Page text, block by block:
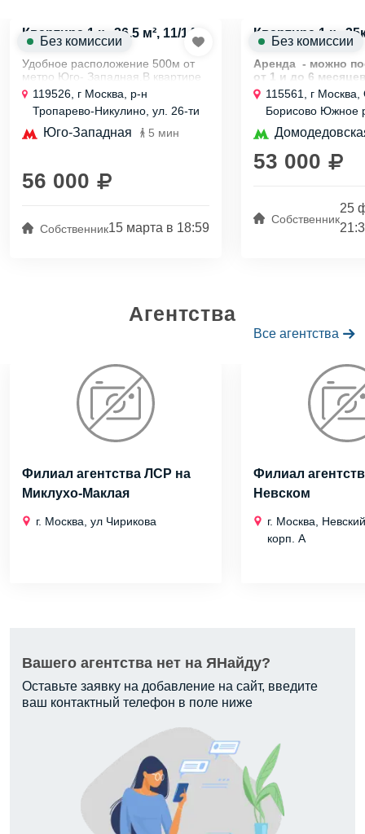
Квартира 1 к., 36.5 м², 11/14
эт.
Удобное расположение 500м от
метро Юго- Западная.В квартире
необходимая мебель и бытовая
техника. Во дворе
поликлиника,детский сад и рядом
школа. Недалеко зеленый...
119526, г Москва, р-н
Тропарево-Никулино, ул. 26-ти
Бакинских Комиссаров, д 12 к 5
Юго-Западная 5 мин
56 000
Собственник15 марта в 18:59
Без комиссии
Квартира 1 к.,
эт.
Аренда - можно
от 1 и до 6
указана в ценнике).
пишите
Квартира
чистая , см....
115561, г
Борисово Южное
Ясеневая, д 10 к 1
53 000
Собственник
25
Без комиссии
Агентства
Все агентства
Филиал агентства ЛСР на
Миклухо-Маклая
г. Москва, ул Чирикова
Филиал
Невском
г. Москва,
корп. А
Вашего агентства нет на ЯНайду?
Оставьте заявку на добавление на сайт, введите
ваш контактный телефон в поле ниже